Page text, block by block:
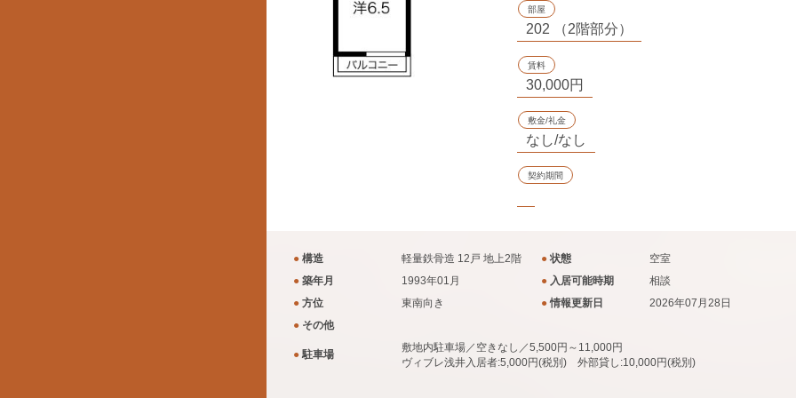
部屋
202 （2階部分）
賃料
30,000円
敷金/礼金
なし/なし
契約期間
● 構造 軽量鉄骨造 12戸 地上2階 ●状態
空室
● 築年月 1993年01月 ● 入居可能時期
相談
● 方位 東南向き ●情報更新日
2026年07月28日
● その他
●駐車場
敷地内駐車場／空きなし／5,500円～11,000円
ヴィブレ浅井入居者:5,000円(税別) 外部貸し:10,000円(税別)